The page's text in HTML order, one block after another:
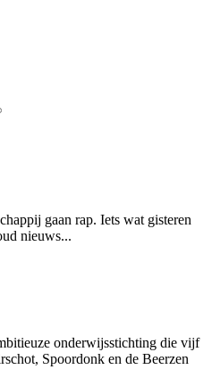
gaan rap. Iets wat gisteren
nieuws...
onderwijsstichting die vijf
Spoordonk en de Beerzen